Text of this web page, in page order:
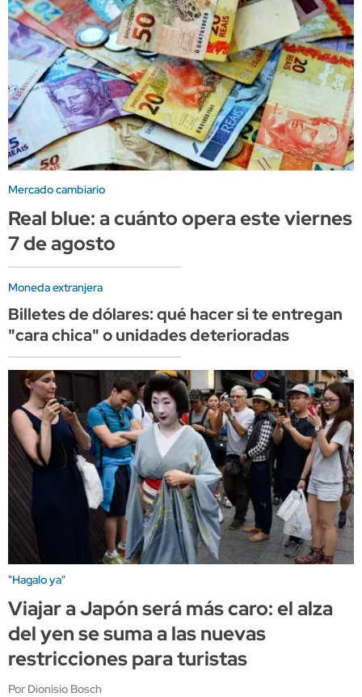
Mercado cambiario
Real blue: a cuánto opera este viernes
7 de agosto
Moneda extranjera
Billetes de dólares: qué hacer si te entregan
"cara chica" o unidades deterioradas
"Hagalo ya"
Viajar a Japón será más caro: el alza
del yen se suma a las nuevas
restricciones para turistas
Por Dionisio Bosch